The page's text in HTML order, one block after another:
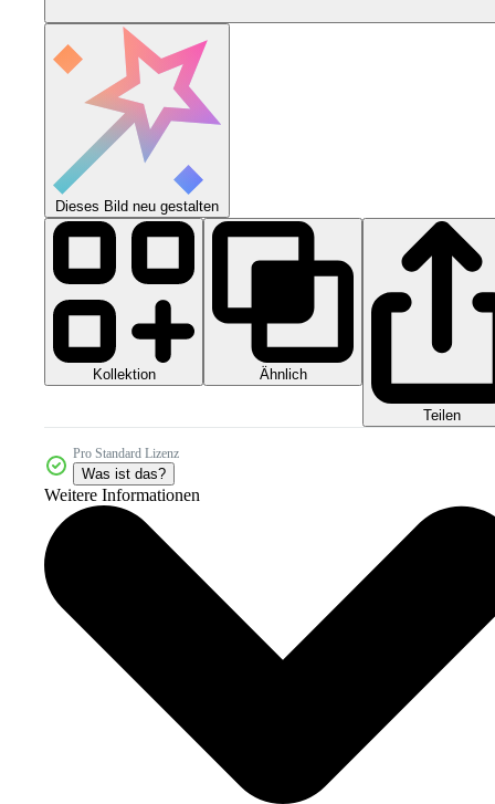
Dieses Bild neu gestalten
Kollektion Ähnlich
Teilen
Pro Standard Lizenz
Was ist das?
Weitere Informationen